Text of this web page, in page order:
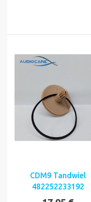
CDM9 Tandwiel
482252233192